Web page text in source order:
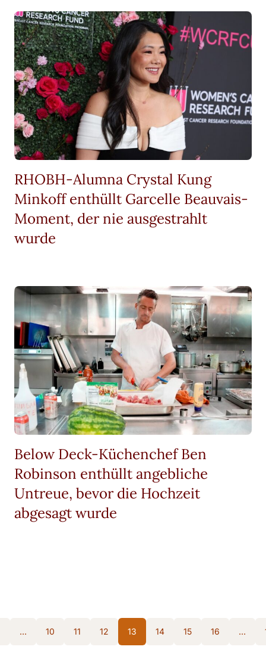
RHOBH-Alumna Crystal Kung
Minkoff enthüllt Garcelle Beauvais-
Moment, der nie ausgestrahlt
wurde
Below Deck-Küchenchef Ben
Robinson enthüllt angebliche
Untreue, bevor die Hochzeit
abgesagt wurde
… 10 11 12 13 14 15 16 …